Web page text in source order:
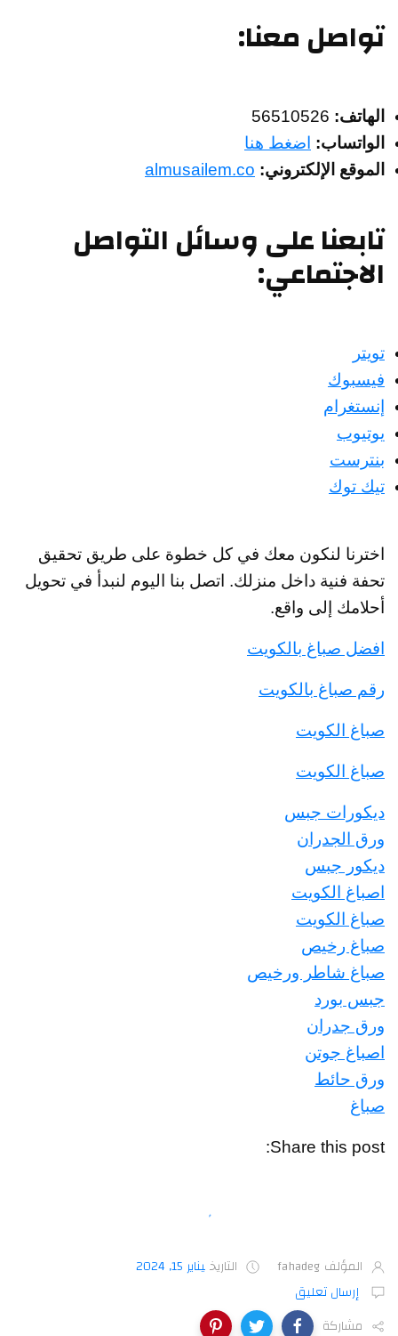
تواصل معنا:
الهاتف:
الواتساب: اضغط هنا
الموقع الإلكتروني: almusailem.co
تابعنا على وسائل التواصل
الاجتماعي:
تويتر
فيسبوك
إنستغرام
يوتيوب
بنترست
تيك توك
اخترنا لنكون معك في كل خطوة على طريق تحقيق
تحفة فنية داخل منزلك. اتصل بنا اليوم لنبدأ في تحويل
أحلامك إلى واقع.
افضل صباغ بالكويت
رقم صباغ بالكويت
صباغ الكويت
صباغ الكويت
ديكورات جبس
ورق الجدران
ديكور جبس
اصباغ الكويت
صباغ الكويت
صباغ رخيص
صباغ شاطر ورخيص
جبس بورد
ورق جدران
اصباغ جوتن
ورق حائط
صباغ
Share this post:
المؤلف fahadeg التاريخيناير 15, 2024
إرسال تعليق
مشاركة